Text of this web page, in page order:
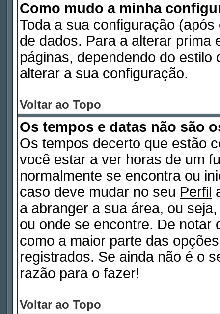
Como mudo a minha
Toda a sua configuração
de dados. Para a alterar prima
páginas, dependendo do estilo
alterar a sua configuração.
Voltar ao Topo
Os tempos e datas não são
Os tempos decerto que estão
você estar a ver horas de um
normalmente se encontra ou
caso deve mudar no seu Perfil
a abranger a sua área, ou
ou onde se encontre. De notar
como a maior parte das
registrados. Se ainda não é o
razão para o fazer!
Voltar ao Topo